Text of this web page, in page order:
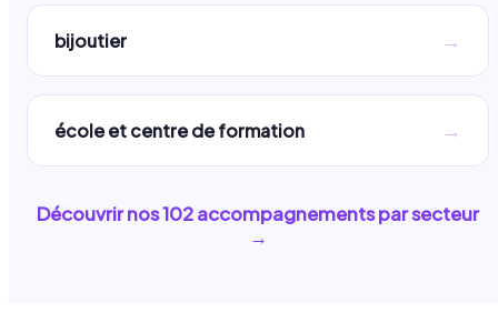
bijoutier →
école et centre de formation →
Découvrir nos102accompagnements par secteur
→